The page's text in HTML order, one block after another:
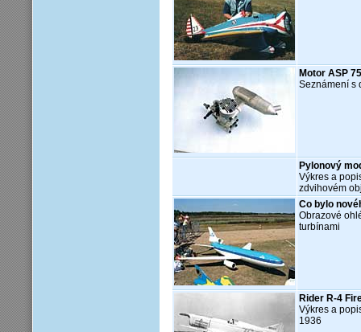
Motor ASP
Seznámení s
Pylonový
Výkres a
zdvihovém
Co bylo
Obrazové
turbínami
Rider R-4
Výkres a
1936